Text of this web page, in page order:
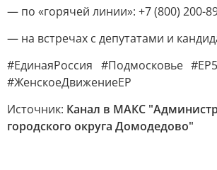
— по «горячей линии»: +7 (800) 200-
— на встречах с депутатами и
#ЕдинаяРоссия #Подмосковье
#ЖенскоеДвижениеЕР
Источник: Канал в МАКС
городского округа Домодедово"